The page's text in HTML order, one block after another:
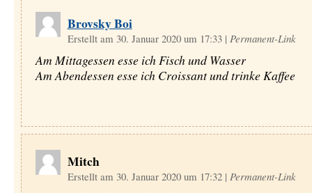
Brovsky Boi
Erstellt am 30. Januar 2020 um 17:33 | Permanent-Link
Am Mittagessen esse ich Fisch und Wasser
Am Abendessen esse ich Croissant und trinke Kaffee
Mitch
Erstellt am 30. Januar 2020 um 17:32 | Permanent-Link